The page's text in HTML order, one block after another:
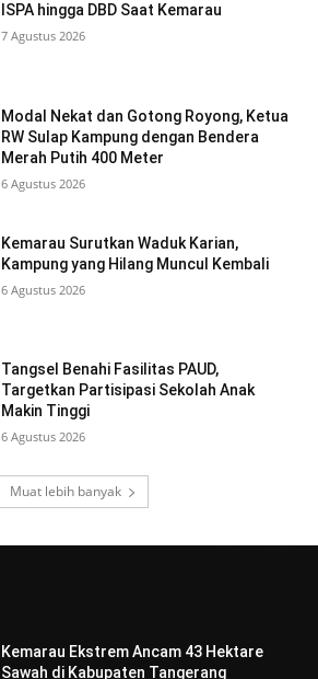
ISPA hingga DBD Saat Kemarau
7 Agustus 2026
Modal Nekat dan Gotong Royong, Ketua
RW Sulap Kampung dengan Bendera
Merah Putih 400 Meter
6 Agustus 2026
Kemarau Surutkan Waduk Karian,
Kampung yang Hilang Muncul Kembali
6 Agustus 2026
Tangsel Benahi Fasilitas PAUD,
Targetkan Partisipasi Sekolah Anak
Makin Tinggi
6 Agustus 2026
Muat lebih banyak
Kemarau Ekstrem Ancam 43 Hektare
Sawah di Kabupaten Tangerang